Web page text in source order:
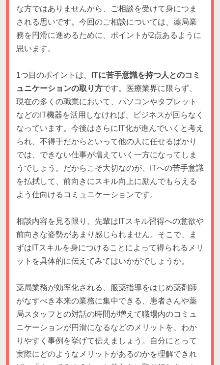
な方ではありませんから、ご相談を受けて身につま
される思いです。今回のご相談については、薬局業
務を円滑に進めるために、ポイントが2点あるように
思います。
1つ目のポイントは、
ITに苦手意識を持つ人とのコミ
ュニケーションの取り方です。医療業界に限らず、
現在の多くの職業において、パソコンやタブレット
などのIT機器を活用しなければ、ビジネスが回らなく
なっています。今後はさらにIT化が進んでいくと考え
られ、不得手だからといって他の人に任せるばかり
では、できない仕事が増えていく一方になってしま
うでしょう。だからこそ大切なのが、ITへの苦手意識
を払拭して、前向きにスキル向上に励んでもらえる
よう仕向けるコミュニケーションです。
相談内容を見る限り、先輩はITスキル習得への意欲や
前向きな姿勢があまり感じられません。そこで、ま
ずはITスキルを身につけることによって得られるメリ
ットを具体的に伝えてみてはいかがでしょうか。
薬局業務が効率化される、服薬指導をはじめ薬剤師
がなすべき本来の業務に集中できる、患者さんや薬
局スタッフとの対話の時間が増えて職場内のコミュ
ニケーションが円滑になるなどのメリットを、わか
りやすく事例を挙げて伝えましょう。自分にとって
実際にどのようなメリットがあるのかを理解できれ